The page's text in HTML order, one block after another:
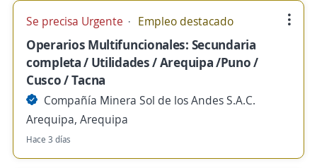
Se precisa Urgente Empleo destacado
Operarios Multifuncionales: Secundaria
completa / Utilidades / Arequipa /Puno /
Cusco / Tacna
Compañía Minera Sol de los Andes S.A.C.
Arequipa, Arequipa
Hace 3 días